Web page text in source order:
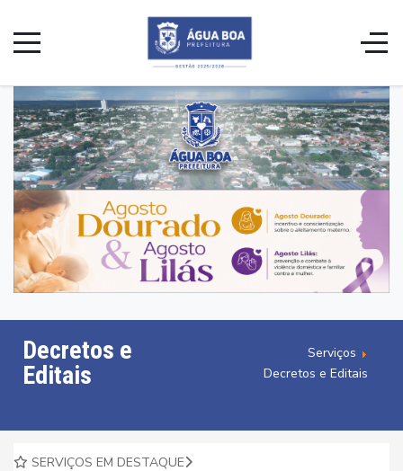
Decretos e
Editais
Serviços
Decretos e Editais
SERVIÇOS EM DESTAQUE